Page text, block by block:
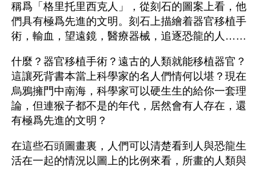
稱爲「格里托里西克人」，從刻石的圖案上看，他
們具有極爲先進的文明。刻石上描繪着器官移植手
術，輸血，望遠鏡，醫療器械，追逐恐龍的人……
什麼？器官移植手術？遠古的人類就能移植器官？
這讓死背書本當上科學家的名人們情何以堪？現在
烏鴉擁門中南海，科學家可以硬生生的給你一套理
論，但連猴子都不是的年代，居然會有人存在，還
有極爲先進的文明？
在這些石頭圖畫裏，人們可以清楚看到人與恐龍生
活在一起的情況以圖上的比例來看，所畫的人類與